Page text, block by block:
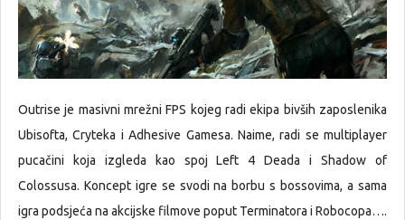
Outrise je masivni mrežni FPS kojeg radi ekipa bivših zaposlenika
Ubisofta, Cryteka i Adhesive Gamesa. Naime, radi se multiplayer
pucačini koja izgleda kao spoj Left 4 Deada i Shadow of
Colossusa. Koncept igre se svodi na borbu s bossovima, a sama
igra podsjeća na akcijske filmove poput Terminatora i Robocopa….